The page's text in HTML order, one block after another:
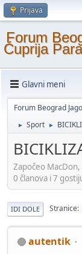
Prijava
Forum
Ćuprija
Glavni meni
Forum Beograd
► Sport ►
Započeo
0 članova i 7
IDI DOLE Stranice
autentik